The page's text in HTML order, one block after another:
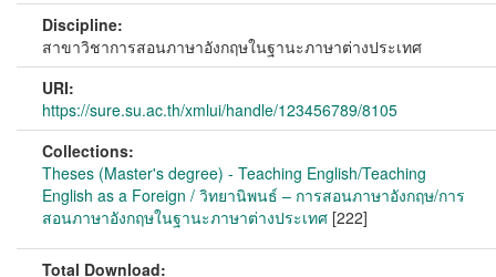
Discipline:
สาขาวิชาการสอนภาษาอังกฤษในฐานะภาษาต่างประเทศ
URI:
https://sure.su.ac.th/xmlui/handle/123456789/8105
Collections:
Theses (Master's degree) - Teaching English/Teaching
English as a Foreign / วิทยานิพนธ์ – การสอนภาษาอังกฤษ/การ
สอนภาษาอังกฤษในฐานะภาษาต่างประเทศ [222]
Total Download: